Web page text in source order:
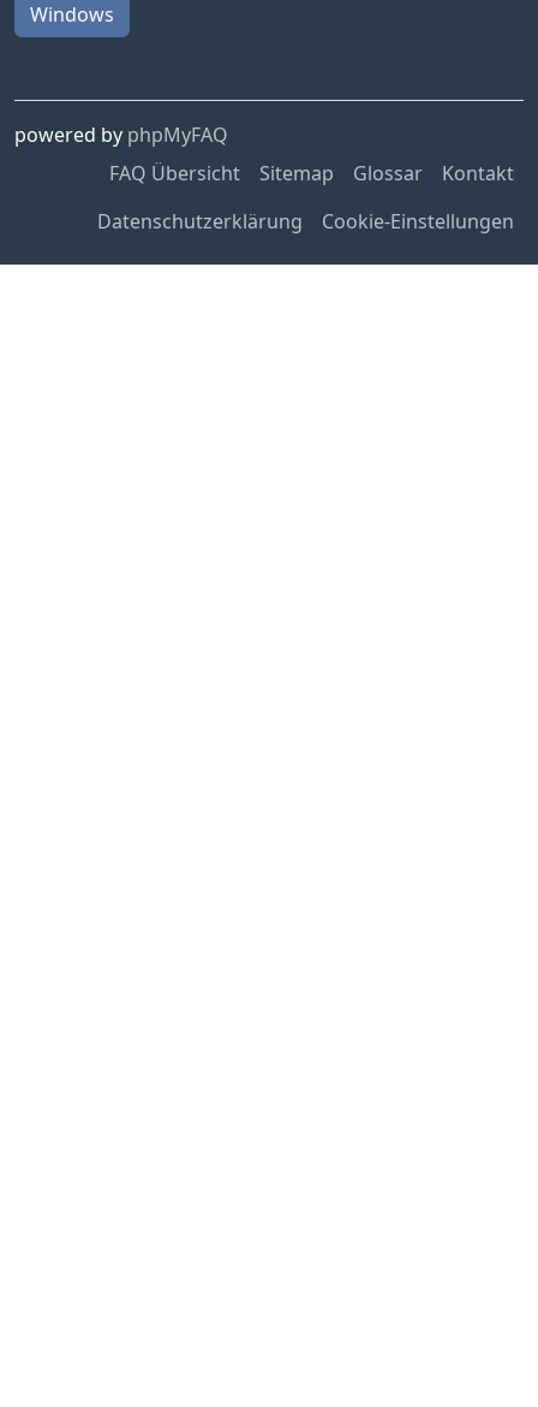
Windows
powered by phpMyFAQ
FAQ Übersicht
Sitemap Glossar
Kontakt
Datenschutzerklärung
Cookie-Einstellungen